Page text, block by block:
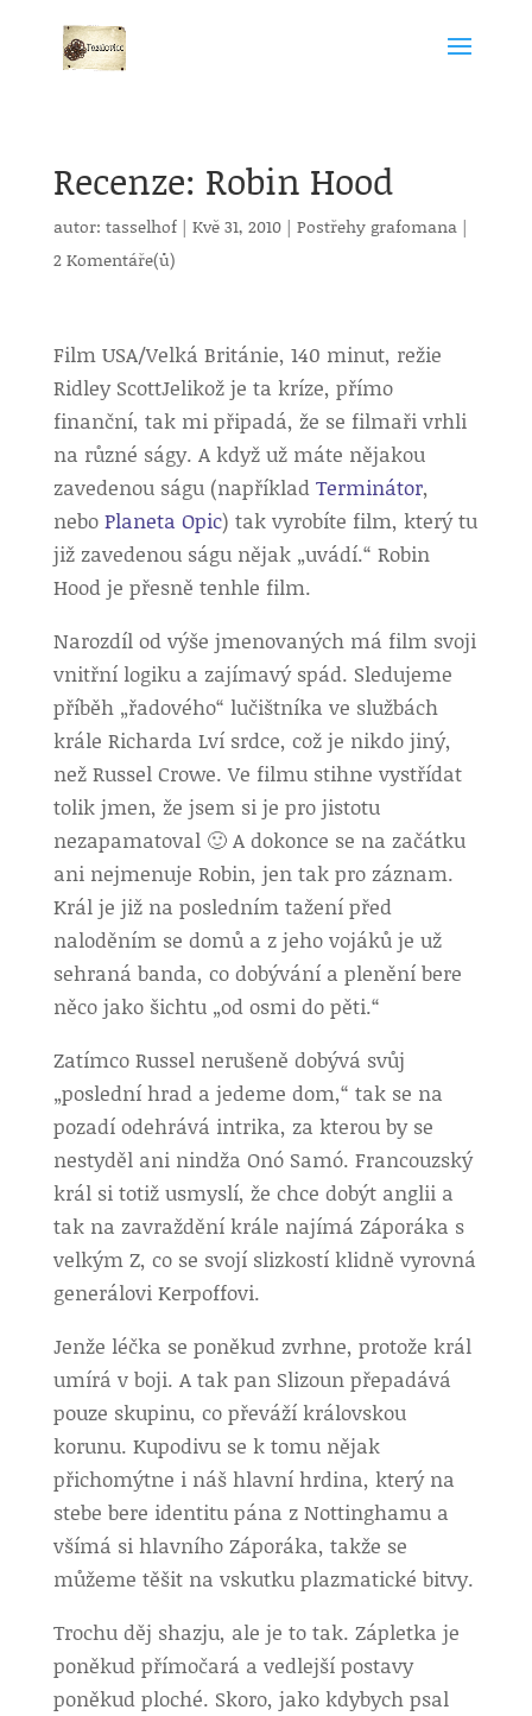
Recenze: Robin Hood
autor: tasselhof| Kvě 31, 2010| Postřehy grafomana|
2 Komentáře(ů)
Film USA/Velká Británie, 140 minut, režie
Ridley ScottJelikož je ta kríze, přímo
finanční, tak mi připadá, že se filmaři vrhli
na různé ságy. A když už máte nějakou
zavedenou ságu (například Terminátor,
nebo Planeta Opic) tak vyrobíte film, který tu
již zavedenou ságu nějak „uvádí.“ Robin
Hood je přesně tenhle film.
Narozdíl od výše jmenovaných má film svoji
vnitřní logiku a zajímavý spád. Sledujeme
příběh „řadového“ lučištníka ve službách
krále Richarda Lví srdce, což je nikdo jiný,
než Russel Crowe. Ve filmu stihne vystřídat
tolik jmen, že jsem si je pro jistotu
nezapamatoval 🙂 A dokonce se na začátku
ani nejmenuje Robin, jen tak pro záznam.
Král je již na posledním tažení před
naloděním se domů a z jeho vojáků je už
sehraná banda, co dobývání a plenění bere
něco jako šichtu „od osmi do pěti.“
Zatímco Russel nerušeně dobývá svůj
„poslední hrad a jedeme dom,“ tak se na
pozadí odehrává intrika, za kterou by se
nestyděl ani nindža Onó Samó. Francouzský
král si totiž usmyslí, že chce dobýt anglii a
tak na zavraždění krále najímá Záporáka s
velkým Z, co se svojí slizkostí klidně vyrovná
generálovi Kerpoffovi.
Jenže léčka se poněkud zvrhne, protože král
umírá v boji. A tak pan Slizoun přepadává
pouze skupinu, co převáží královskou
korunu. Kupodivu se k tomu nějak
přichomýtne i náš hlavní hrdina, který na
stebe bere identitu pána z Nottinghamu a
všímá si hlavního Záporáka, takže se
můžeme těšit na vskutku plazmatické bitvy.
Trochu děj shazju, ale je to tak. Zápletka je
poněkud přímočará a vedlejší postavy
poněkud ploché. Skoro, jako kdybych psal